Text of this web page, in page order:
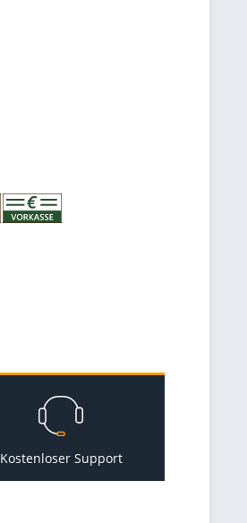
Kostenloser Support